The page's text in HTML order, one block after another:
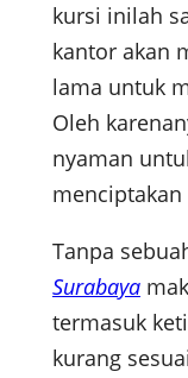
kursi inilah
kantor akan
lama untuk
Oleh
nyaman
Tanpa
Surabaya
termasuk
kurang